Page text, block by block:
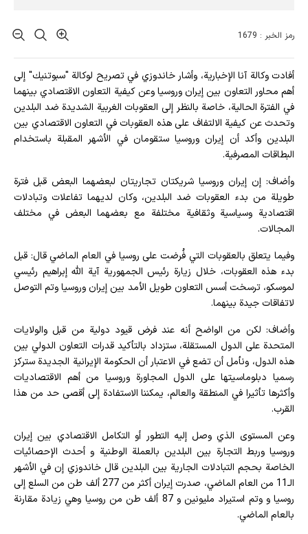
رمز الخبر : 1679
أفادت وکالة آنا الإخباریة، وأشار خاندوزي في تصريح لوكالة "سبوتنيك" إلى
أهم محاور التعاون بين إيران وروسيا وعن كيفية التعاون الاقتصادي بينهما
في الفترة الحالية، خاصة بالنظر إلى العقوبات الغربية الشديدة ضد البلدين
وتحدث عن كيفية الالتفاف على هذه العقوبات في التعاون الاقتصادي بين
البلدين وأكد أن إيران وروسيا ستقومان في الأشهر المقبلة باستخدام
البطاقات المصرفية.
وأضاف: إن إيران وروسيا شريكتان تجاريتان لبعضهما البعض قبل فترة
طويلة من بدء العقوبات ضد البلدين، وكان لديهما تفاعلات وتبادلات
اقتصادية وسياسية وثقافية مختلفة مع بعضهما البعض في مختلف
المجالات.
وفيما يتعلق بالعقوبات التي فُرضت على روسيا في العام الماضي قال: قبل
بدء هذه العقوبات، خلال زيارة رئيس الجمهورية آية الله إبراهيم رئيسي
لموسكو، ترسخت أسس التعاون طويل الأمد بين إيران وروسيا وتم التوصل
لاتفاقات جيدة بينهما.
وأضاف: لكن من الواضح أنه عند فرض قيود دولية من قبل والولايات
المتحدة على الدول المستقلة، ستزداد بالتأكيد قدرات التعاون الدولي بين
هذه الدول، ونأمل أن تضع في الاعتبار أن الحكومة الإيرانية الجديدة ستركز
رسميا دبلوماسيتها على الدول المجاورة وروسيا من أهم الاقتصاديات
وأكثرها تأثيرا في المنطقة والعالم، يمكننا الاستفادة إلى أقصى حد من هذا
القرب.
وعن المستوى الذي وصل إليه التطور أو التكامل الاقتصادي بين إيران
وروسيا وربط التجارة بين البلدين بالعملة الوطنية و أحدث الإحصائيات
الخاصة بحجم التبادلات الجارية بين البلدين قال خاندوزي إن في الأشهر
الـ11 من العام الماضي، صدرت إيران أكثر من 277 ألف طن من السلع إلى
روسيا و وتم استيراد مليونين و 87 ألف طن من روسيا وهي زيادة مقارنة
بالعام الماضي.